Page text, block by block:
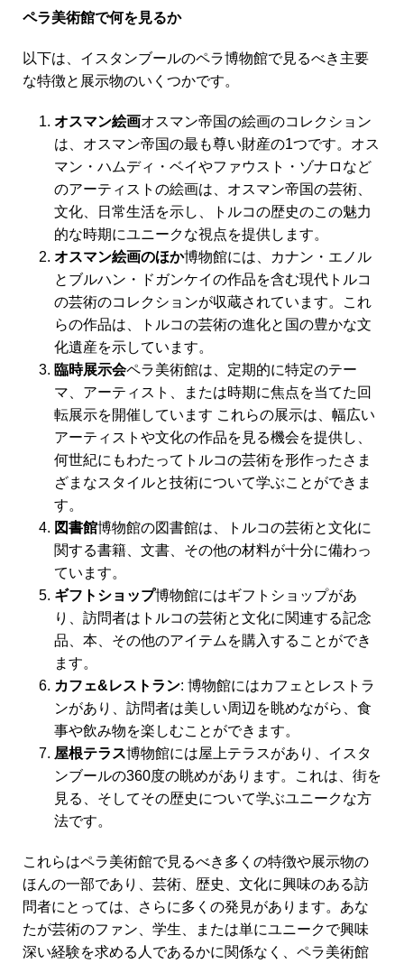
ペラ美術館で何を見るか
以下は、イスタンブールのペラ博物館で見るべき主要
な特徴と展示物のいくつかです。
オスマン絵画オスマン帝国の絵画のコレクション
は、オスマン帝国の最も尊い財産の1つです。オス
マン・ハムディ・ベイやファウスト・ゾナロなど
のアーティストの絵画は、オスマン帝国の芸術、
文化、日常生活を示し、トルコの歴史のこの魅力
的な時期にユニークな視点を提供します。
オスマン絵画のほか博物館には、カナン・エノル
とブルハン・ドガンケイの作品を含む現代トルコ
の芸術のコレクションが収蔵されています。これ
らの作品は、トルコの芸術の進化と国の豊かな文
化遺産を示しています。
臨時展示会ペラ美術館は、定期的に特定のテー
マ、アーティスト、または時期に焦点を当てた回
転展示を開催しています これらの展示は、幅広い
アーティストや文化の作品を見る機会を提供し、
何世紀にもわたってトルコの芸術を形作ったさま
ざまなスタイルと技術について学ぶことができま
す。
図書館博物館の図書館は、トルコの芸術と文化に
関する書籍、文書、その他の材料が十分に備わっ
ています。
ギフトショップ博物館にはギフトショップがあ
り、訪問者はトルコの芸術と文化に関連する記念
品、本、その他のアイテムを購入することができ
ます。
カフェ&レストラン: 博物館にはカフェとレストラ
ンがあり、訪問者は美しい周辺を眺めながら、食
事や飲み物を楽しむことができます。
屋根テラス博物館には屋上テラスがあり、イスタ
ンブールの360度の眺めがあります。これは、街を
見る、そしてその歴史について学ぶユニークな方
法です。
これらはペラ美術館で見るべき多くの特徴や展示物の
ほんの一部であり、芸術、歴史、文化に興味のある訪
問者にとっては、さらに多くの発見があります。あな
たが芸術のファン、学生、または単にユニークで興味
深い経験を求める人であるかに関係なく、ペラ美術館